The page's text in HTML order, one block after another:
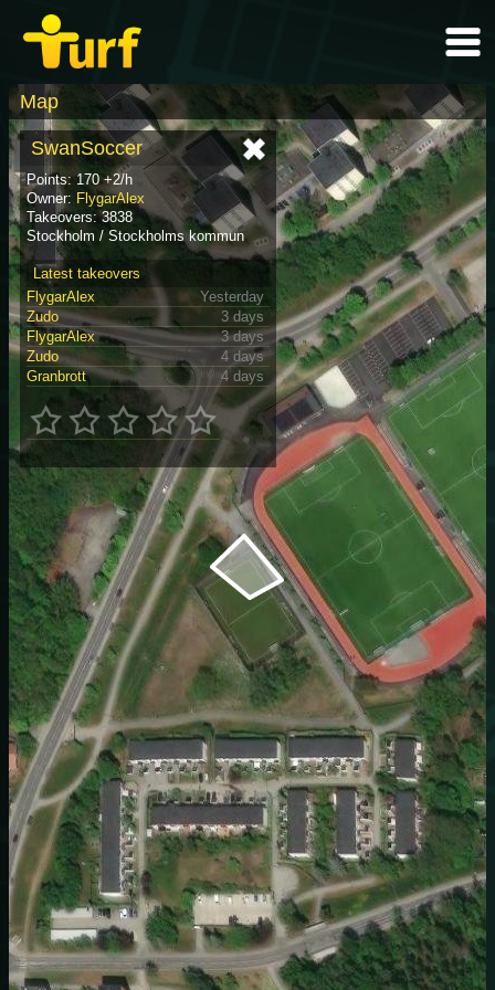
Map
SwanSoccer
Points: 170 +2/h
Owner: FlygarAlex
Takeovers: 3838
Stockholm / Stockholms kommun
Latest takeovers
FlygarAlex
Yesterday
Zudo
3 days
FlygarAlex
3 days
Zudo
4 days
Granbrott
4 days